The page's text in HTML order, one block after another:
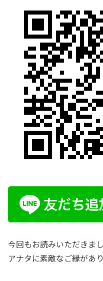
今回もお読みいただきま
アナタに素敵なご縁があ